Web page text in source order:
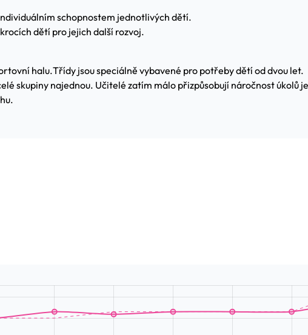
schopnostem jednotlivých dětí.
dětí pro jejich další rozvoj.
halu.Třídy jsou speciálně vybavené pro potřeby dětí od dvou let.
skupiny najednou. Učitelé zatím málo přizpůsobují náročnost úkolů